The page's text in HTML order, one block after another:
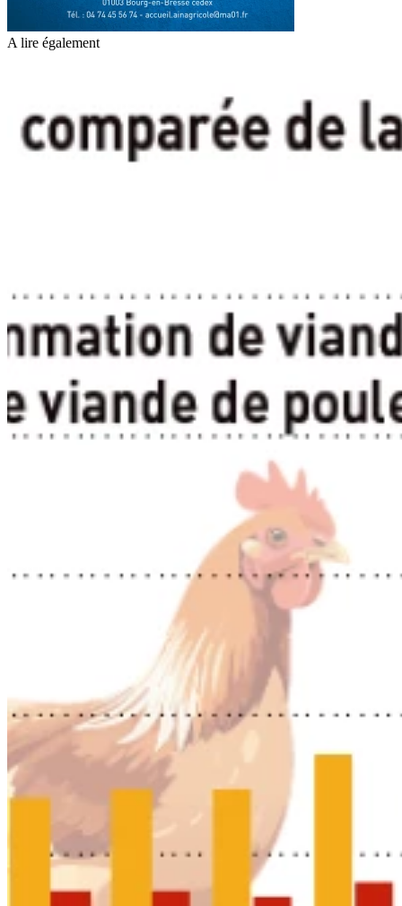
A lire également